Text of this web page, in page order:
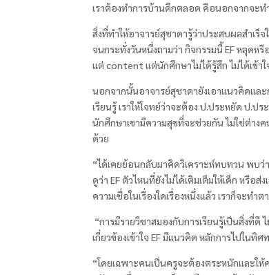
เราต้องทำการบ้านดึกตลอด คือนอกจากจะท
สิ่งที่ทำให้อาจารย์สุชาดารู้ว่าประสบผลสำเ
จนกระทั่งวันหนึ่งถามว่า กิจกรรมนี้EFหลุดหรื
แต่contentแต่นักศึกษาไม่ได้รู้สึก ไม่ได้เข้า
นอกจากนั้นอาจารย์สุชาดายังเอาแนวคิดและ
เรียนรู้ เราให้โจทย์ว่าจะต้อง ป.ประหยัด ป.
นักศึกษาเขามีความสุขที่จะช่วยกัน ไม่ใช่ต่าง
ด้วย
“ได้เคยย้อนกลับมาคิดวิเคราะห์ทบทวน พบว่
ดูว่าEFตัวไหนที่ยังไม่ได้เติมเต็มให้เด็ก หรือส่
ความเชื่อในเรื่องใดเรื่องหนึ่งแล้ว เราก็จะท
“การมีรายวิชาสมองกับการเรียนรู้เป็นสิ่งที่
เกี่ยวข้องเข้าใจ EFมีแนวคิด หลักการไปในทิศ
“โดยเฉพาะคนเป็นครูจะต้องตระหนักและให้